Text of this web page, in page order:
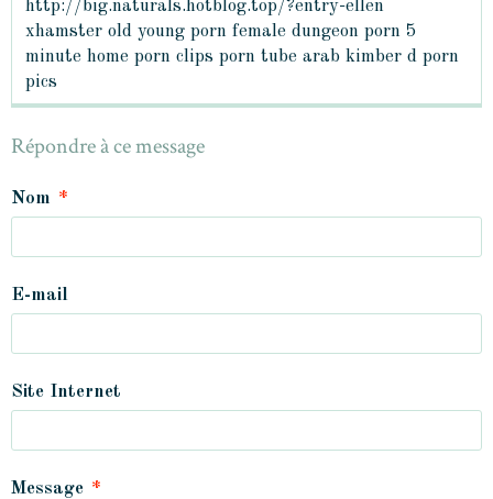
http://big.naturals.hotblog.top/?entry-ellen
xhamster old young porn female dungeon porn 5
minute home porn clips porn tube arab kimber d porn
pics
Répondre à ce message
Nom
E-mail
Site Internet
Message